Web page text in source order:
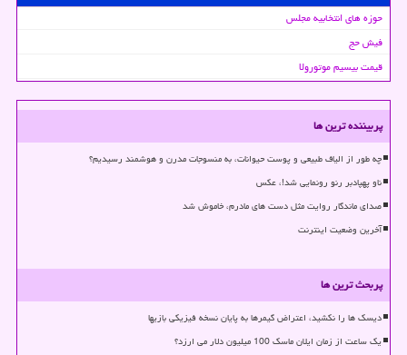
حوزه های انتخابیه مجلس
فیش حج
قیمت بیسیم موتورولا
پربیننده ترین ها
چه طور از الیاف طبیعی و پوست حیوانات، به منسوجات مدرن و هوشمند رسیدیم؟
ناو پهپادبر رنو رونمایی شد!، عکس
صدای ماندگار روایت مثل دست های مادرم، خاموش شد
آخرین وضعیت اینترنت
پربحث ترین ها
دیسک ها را نکشید، اعتراض گیمرها به پایان نسخه فیزیکی بازیها
یک ساعت از زمان ایلان ماسک 100 میلیون دلار می ارزد؟